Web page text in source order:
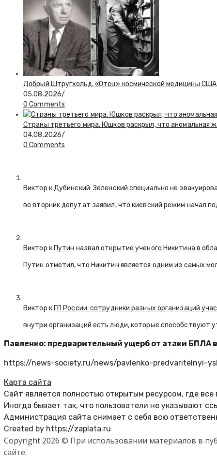
Добрый Штругхольд. «Отец» космической медицины
05.08.2026/
0 Comments
Страны третьего мира. Юшков раскрыл, что аномальная
04.08.2026/
0 Comments
Виктор кДубинский: Зеленский специально не
во вторник депутат заявил, что киевский режим начал
Виктор к Путин назвал открытие ученого Никитина в
Путин отметил, что Никитин является одним из самых
Виктор к ГП России: сотрудники разных организаций
внутри организаций есть люди, которые способствуют
Павленко: предварительный ущерб от атаки БПЛА
https://news-society.ru/news/pavlenko-predvaritelnyi-
Карта сайта
Сайт является полностью открытым ресурсом, где
Иногда бывает так, что пользователи не указывают
Администрация сайта снимает с себя всю
Created by https://zaplata.ru
Copyright 2026 © При использовании материалов в
сайте.